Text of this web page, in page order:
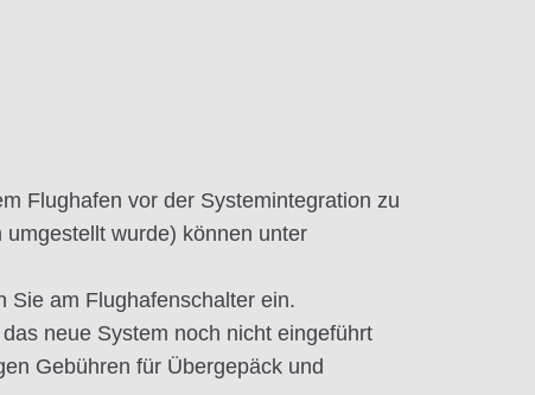
Flughafen vor der Systemintegration zu
wurde) können unter
Sie am Flughafenschalter ein.
neue System noch nicht eingeführt
Gebühren für Übergepäck und